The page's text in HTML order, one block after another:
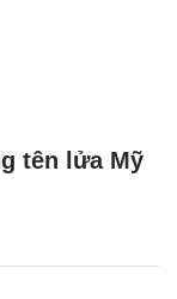
tên lửa Mỹ